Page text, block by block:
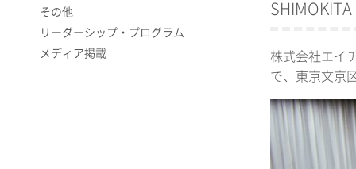
株式会社エイ
で、東京文京
その他
リーダーシップ・プログラム
メディア掲載